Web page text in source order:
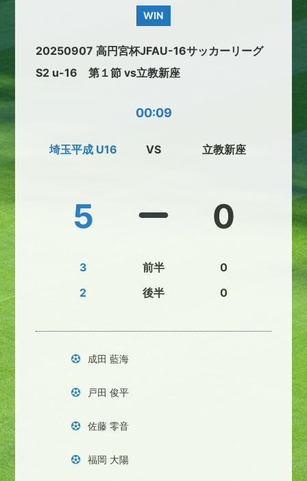
WIN
20250907 高円宮杯JFAU-16サッカーリーグ
S2 u-16 第１節 vs立教新座
00:09
埼玉平成 U16
5
3
2
VS
前半
後半
立教新座
0
0
0
成田 藍海
戸田 俊平
佐藤 零音
福岡 大陽